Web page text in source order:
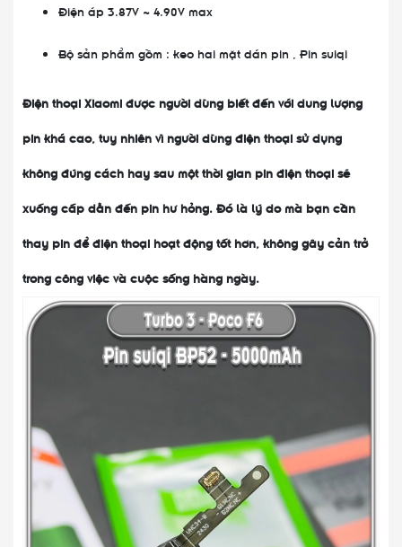
Điện áp 3.87V ~ 4.90V max
Bộ sản phẩm gồm : keo hai mặt dán pin , Pin suiqi
Điện thoại Xiaomi được người dùng biết đến với dung lượng
pin khá cao, tuy nhiên vì người dùng điện thoại sử dụng
không đúng cách hay sau một thời gian pin điện thoại sẽ
xuống cấp dẫn đến pin hư hỏng. Đó là lý do mà bạn cần
thay pin để điện thoại hoạt động tốt hơn, không gây cản trở
trong công việc và cuộc sống hàng ngày.